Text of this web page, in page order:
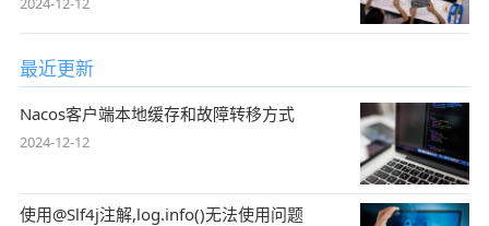
最近更新
Nacos客户端本地缓存和故障转移方式
2024-12-12
使用@Slf4j注解,log.info()无法使用问题